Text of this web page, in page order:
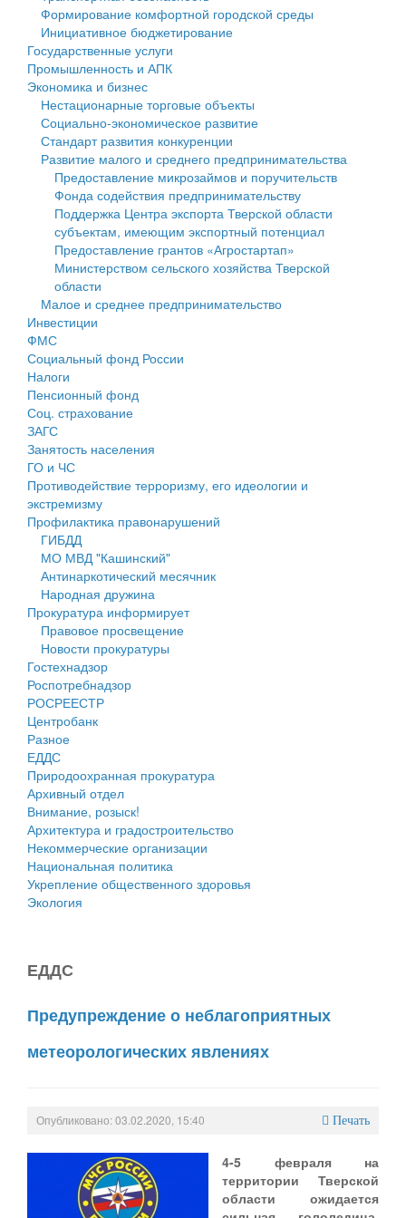
Государственные услуги
Промышленность и АПК
Экономика и бизнес
Символика
Устав
Гостям округа
Туризм
Культура
Образование
Здравоохранение
Социальная защита
Фотоальбом
муниципального округа Тверской области
Администрация Кашинского муниципального округа
Тверской области
Управление сельскими территориями
Открытые данные
Работа с обращениями граждан
Муниципальный контроль
Муниципальные услуги
Проекты административных регламентов
Антимонопольный комплаенс
Противодействие коррупции
Финансовое управление
Бюджет для граждан
Имущество
Выявление правообладателей ранее учтенных
объектов недвижимости
Имущественная поддержка субъектов малого и
среднего предпринимательства
Информационная поддержка субъектов малого и
среднего предпринимательства
Муниципальные программы
Контрольно-счетная палата
Персональные данные
Оценка регулирующего воздействия
Деятельность МУ
Нормативы градостроительного проектирования
Правила землепользования и застройки
Генеральные планы
Проекты планировки территории
Собрание депутатов
Городское поселение
Сельские поселения
Формирование комфортной городской среды
Инициативное бюджетирование
Государственные услуги
Промышленность и АПК
Экономика и бизнес
Нестационарные торговые объекты
Социально-экономическое развитие
Стандарт развития конкуренции
Развитие малого и среднего предпринимательства
Предоставление микрозаймов и поручительств
Фонда содействия предпринимательству
Поддержка Центра экспорта Тверской области
субъектам, имеющим экспортный потенциал
Предоставление грантов «Агростартап»
Министерством сельского хозяйства Тверской
области
Малое и среднее предпринимательство
Инвестиции
ФМС
Социальный фонд России
Налоги
Пенсионный фонд
Соц. страхование
ЗАГС
Занятость населения
ГО и ЧС
Противодействие терроризму, его идеологии и
экстремизму
Профилактика правонарушений
ГИБДД
МО МВД "Кашинский"
Антинаркотический месячник
Народная дружина
Прокуратура информирует
Правовое просвещение
Новости прокуратуры
Гостехнадзор
Роспотребнадзор
РОСРЕЕСТР
Центробанк
Разное
ЕДДС
Природоохранная прокуратура
Архивный отдел
Внимание, розыск!
Архитектура и градостроительство
Некоммерческие организации
Национальная политика
Укрепление общественного здоровья
Экология
ЕДДС
Предупреждение о неблагоприятных
метеорологических явлениях
Опубликовано: 03.02.2020, 15:40 Печать
4-5 февраля на
территории Тверской
области ожидается